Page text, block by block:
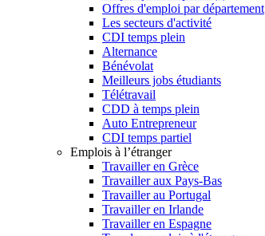
Offres d'emploi par département
Les secteurs d'activité
CDI temps plein
Alternance
Bénévolat
Meilleurs jobs étudiants
Télétravail
CDD à temps plein
Auto Entrepreneur
CDI temps partiel
Emplois à l’étranger
Travailler en Grèce
Travailler aux Pays-Bas
Travailler au Portugal
Travailler en Irlande
Travailler en Espagne